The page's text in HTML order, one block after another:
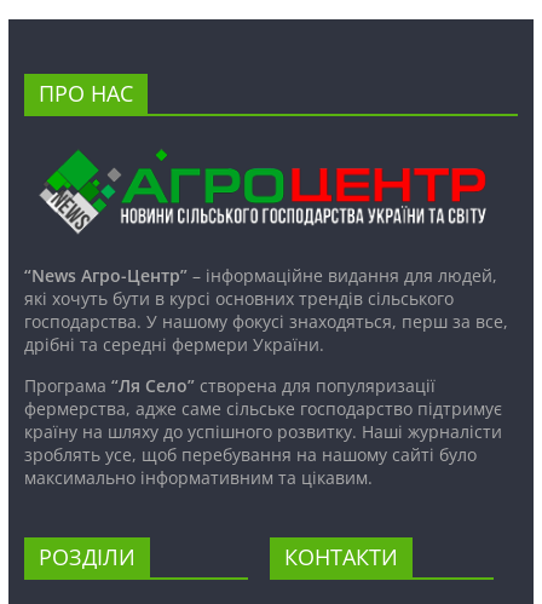
ПРО НАС
“News Агро-Центр”– інформаційне видання для людей,
які хочуть бути в курсі основних трендів сільського
господарства. У нашому фокусі знаходяться, перш за все,
дрібні та середні фермери України.
Програма “Ля Село”створена для популяризації
фермерства, адже саме сільське господарство підтримує
країну на шляху до успішного розвитку. Наші журналісти
зроблять усе, щоб перебування на нашому сайті було
максимально інформативним та цікавим.
РОЗДІЛИ КОНТАКТИ